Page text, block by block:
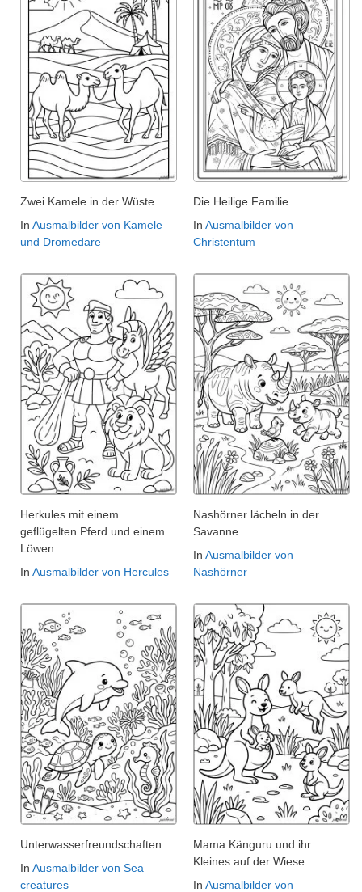
Zwei Kamele in der Wüste
In Ausmalbilder von Kamele
und Dromedare
Die Heilige Familie
In Ausmalbilder von
Christentum
Herkules mit einem
geflügelten Pferd und einem
Löwen
In Ausmalbilder von Hercules
Nashörner lächeln in der
Savanne
In Ausmalbilder von
Nashörner
Unterwasserfreundschaften
In Ausmalbilder von Sea
creatures
Mama Känguru und ihr
Kleines auf der Wiese
In Ausmalbilder von